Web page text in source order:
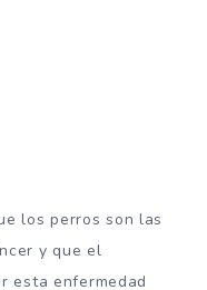
los perros son las
y que el
esta enfermedad